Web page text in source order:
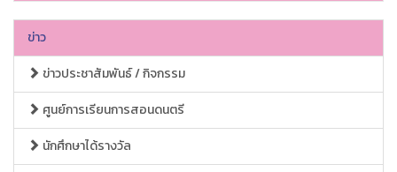
ข่าว
ข่าวประชาสัมพันธ์ / กิจกรรม
ศูนย์การเรียนการสอนดนตรี
นักศึกษาได้รางวัล